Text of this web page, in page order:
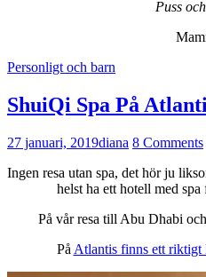
Puss
Personligt och barn
ShuiQi Spa På
27 januari, 2019diana 8 Comments
Ingen resa utan spa, det hör ju
helst ha ett hotell med
På vår resa till Abu Dhabi
På Atlantis finns ett riktigt